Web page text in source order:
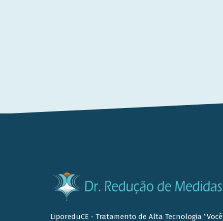
LiporeduCE - Tratamento de Alta Tecnologia “Você